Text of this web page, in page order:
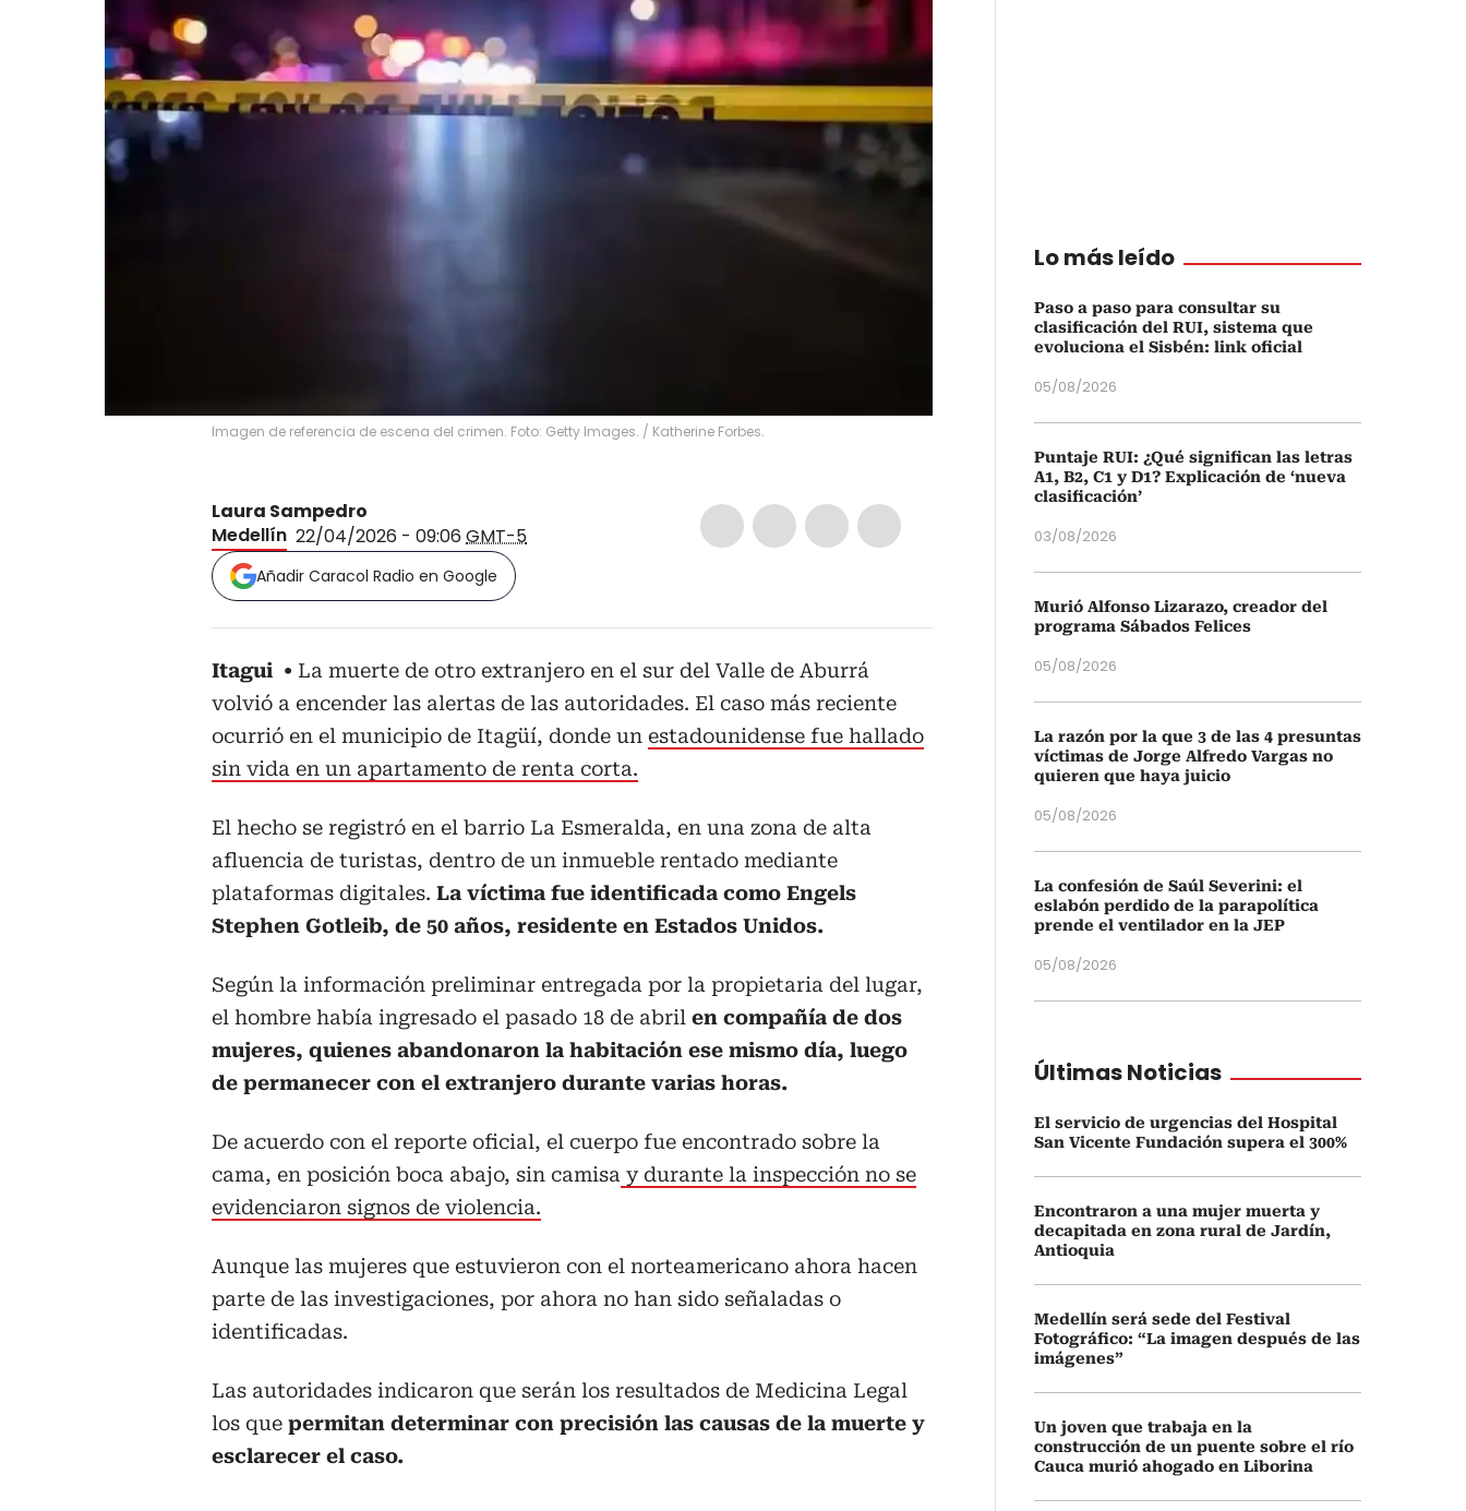
Imagen de referencia de escena del crimen. Foto: Getty Images. / Katherine Forbes.
Laura Sampedro
Medellín 22/04/2026 - 09:06 GMT-5
Añadir Caracol Radio en Google
Itagui
La muerte de otro extranjero en el sur del Valle de Aburrá
volvió a encender las alertas de las autoridades. El caso más reciente
ocurrió en el municipio de Itagüí, donde un estadounidense fue hallado
sin vida en un apartamento de renta corta.
El hecho se registró en el barrio La Esmeralda, en una zona de alta
afluencia de turistas, dentro de un inmueble rentado mediante
plataformas digitales. La víctima fue identificada como Engels
Stephen Gotleib, de 50 años, residente en Estados Unidos.
Según la información preliminar entregada por la propietaria del lugar,
el hombre había ingresado el pasado 18 de abril en compañía de dos
mujeres, quienes abandonaron la habitación ese mismo día, luego
de permanecer con el extranjero durante varias horas.
De acuerdo con el reporte oficial, el cuerpo fue encontrado sobre la
cama, en posición boca abajo, sin camisa y durante la inspección no se
evidenciaron signos de violencia.
Aunque las mujeres que estuvieron con el norteamericano ahora hacen
parte de las investigaciones, por ahora no han sido señaladas o
identificadas.
Las autoridades indicaron que serán los resultados de Medicina Legal
los que permitan determinar con precisión las causas de la muerte y
esclarecer el caso.
Lo más leído
Paso a paso para consultar su
clasificación del RUI, sistema que
evoluciona el Sisbén: link oficial
05/08/2026
Puntaje RUI: ¿Qué significan las letras
A1, B2, C1 y D1? Explicación de ‘nueva
clasificación’
03/08/2026
Murió Alfonso Lizarazo, creador del
programa Sábados Felices
05/08/2026
La razón por la que 3 de las 4 presuntas
víctimas de Jorge Alfredo Vargas no
quieren que haya juicio
05/08/2026
La confesión de Saúl Severini: el
eslabón perdido de la parapolítica
prende el ventilador en la JEP
05/08/2026
Últimas Noticias
El servicio de urgencias del Hospital
San Vicente Fundación supera el 300%
Encontraron a una mujer muerta y
decapitada en zona rural de Jardín,
Antioquia
Medellín será sede del Festival
Fotográfico: “La imagen después de las
imágenes”
Un joven que trabaja en la
construcción de un puente sobre el río
Cauca murió ahogado en Liborina